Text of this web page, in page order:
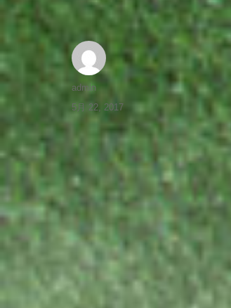
admin
5月 22, 2017